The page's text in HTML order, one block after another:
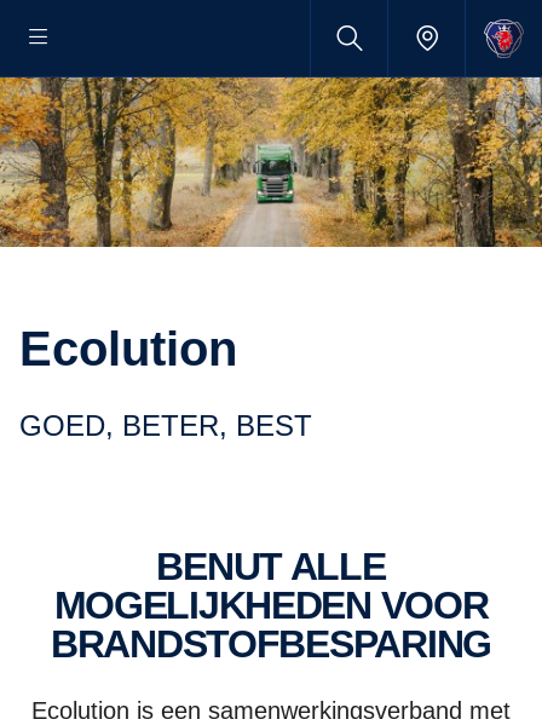
Ecolution
GOED, BETER, BEST
BENUT ALLE
MOGELIJKHEDEN VOOR
BRANDSTOFBESPARING
Ecolution is een samenwerkingsverband met